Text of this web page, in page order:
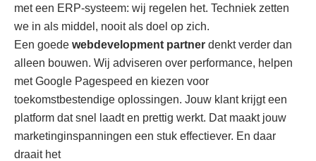
met een ERP-systeem: wij regelen het. Techniek zetten
we in als middel, nooit als doel op zich.
Een goede webdevelopment partner denkt verder dan
alleen bouwen. Wij adviseren over performance, helpen
met Google Pagespeed en kiezen voor
toekomstbestendige oplossingen. Jouw klant krijgt een
platform dat snel laadt en prettig werkt. Dat maakt jouw
marketinginspanningen een stuk effectiever. En daar
draait het